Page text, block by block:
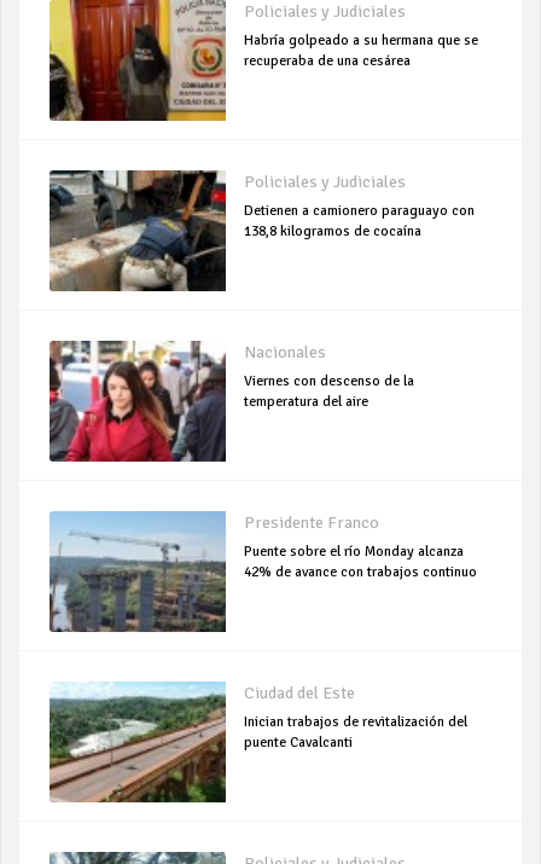
Policiales y Judiciales
Habría golpeado a su hermana que se
recuperaba de una cesárea
Policiales y Judiciales
Detienen a camionero paraguayo con
138,8 kilogramos de cocaína
Nacionales
Viernes con descenso de la
temperatura del aire
Presidente Franco
Puente sobre el río Monday alcanza
42% de avance con trabajos continuo
Ciudad del Este
Inician trabajos de revitalización del
puente Cavalcanti